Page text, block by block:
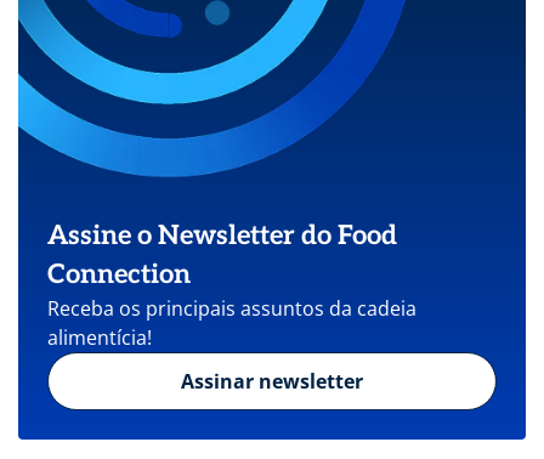
Assine o Newsletter do Food
Connection
Receba os principais assuntos da cadeia
alimentícia!
Assinar newsletter